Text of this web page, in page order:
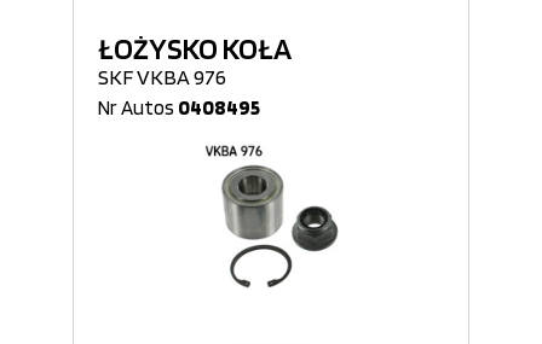
ŁOŻYSKO KOŁA
SKF VKBA 976
Nr Autos 0408495